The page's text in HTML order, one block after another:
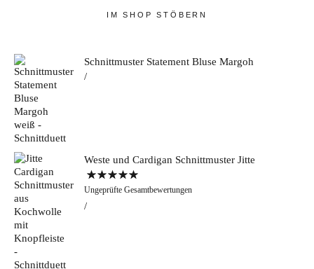
IM SHOP STÖBERN
Schnittmuster Statement Bluse Margoh
Weste und Cardigan Schnittmuster Jitte
Bewertet mit
5.00von 5
Ungeprüfte Gesamtbewertungen